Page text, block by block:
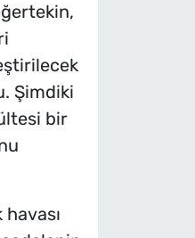
Şimdiki
bir